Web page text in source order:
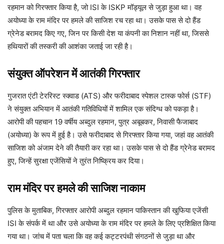
रहमान को गिरफ्तार किया है, जो ISI के ISKP मॉड्यूल से जुड़ा हुआ था। वह
अयोध्या के राम मंदिर पर हमले की साजिश रच रहा था। उसके पास से दो हैंड
ग्रेनेड बरामद किए गए, जिन पर किसी देश या कंपनी का निशान नहीं था, जिससे
हथियारों की तस्करी की आशंका जताई जा रही है।
संयुक्त ऑपरेशन में आतंकी गिरफ्तार
गुजरात एंटी टेररिस्ट स्क्वाड (ATS) और फरीदाबाद स्पेशल टास्क फोर्स (STF)
ने संयुक्त अभियान में आतंकी गतिविधियों में शामिल एक संदिग्ध को पकड़ा है।
आरोपी की पहचान 19 वर्षीय अब्दुल रहमान, पुत्र अबूबकर, निवासी फैजाबाद
(अयोध्या) के रूप में हुई है। उसे फरीदाबाद से गिरफ्तार किया गया, जहां वह आतंकी
साजिश को अंजाम देने की तैयारी कर रहा था। उसके पास से दो हैंड ग्रेनेड बरामद
हुए, जिन्हें सुरक्षा एजेंसियों ने तुरंत निष्क्रिय कर दिया।
राम मंदिर पर हमले की साजिश नाकाम
पुलिस के मुताबिक, गिरफ्तार आरोपी अब्दुल रहमान पाकिस्तान की खुफिया एजेंसी
ISI के संपर्क में था और उसे अयोध्या के राम मंदिर पर हमले के लिए प्रशिक्षित किया
गया था। जांच में पता चला कि वह कई कट्टरपंथी संगठनों से जुड़ा था और